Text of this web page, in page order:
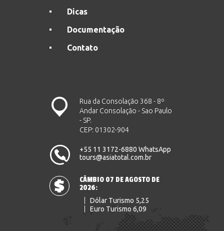
Dicas
Documentação
Contato
Rua da Consolação 368 - 8º
Andar Consolação - Sao Paulo
- SP.
CEP: 01302-904
+55 11 3172-6880 WhatsApp
tours@asiatotal.com.br
CÂMBIO 07 DE AGOSTO DE
2026:
Dólar Turismo 5,25
Euro Turismo 6,09